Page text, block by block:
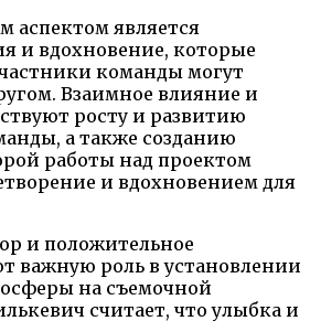
является
и вдохновение, которые
команды могут
Взаимное влияние и
росту и развитию
а также созданию
работы над проектом
и вдохновением для
и положительное
важную роль в установлении
на съемочной
считает, что улыбка и